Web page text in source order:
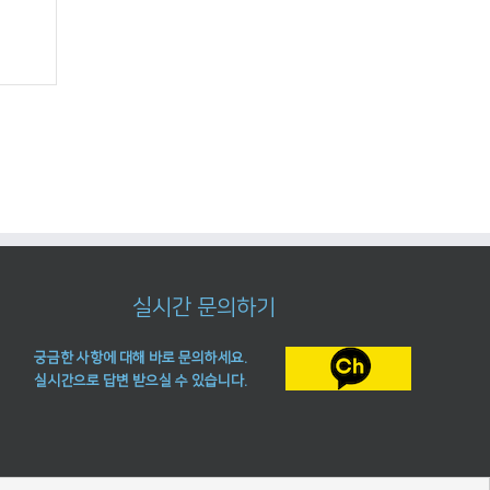
실시간 문의하기
궁금한 사항에 대해 바로 문의하세요.
실시간으로 답변 받으실 수 있습니다.